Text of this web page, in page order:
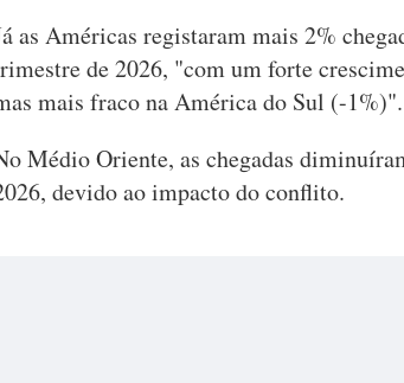
as Américas registaram mais 2%
de 2026, "com um forte
mais fraco na América do Sul (-1%)".
Médio Oriente, as chegadas
devido ao impacto do conflito.